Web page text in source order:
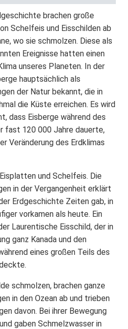
brachen große
Schelfeis und Eisschilden ab
wo sie schmolzen. Diese als
Ereignisse hatten einen
unseres Planeten. In der
hauptsächlich als
der Natur bekannt, die in
die Küste erreichen. Es wird
dass Eisberge während des
fast 120 000 Jahre dauerte,
Veränderung des Erdklimas
und Schelfeis. Die
in der Vergangenheit erklärt
Erdgeschichte Zeiten gab, in
vorkamen als heute. Ein
Laurentische Eisschild, der in
ganz Kanada und den
eines großen Teils des
schmolzen, brachen ganze
in den Ozean ab und trieben
davon. Bei ihrer Bewegung
gaben Schmelzwasser in